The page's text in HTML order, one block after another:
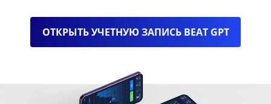
ОТКРЫТЬ УЧЕТНУЮ ЗАПИСЬ BEAT GPT